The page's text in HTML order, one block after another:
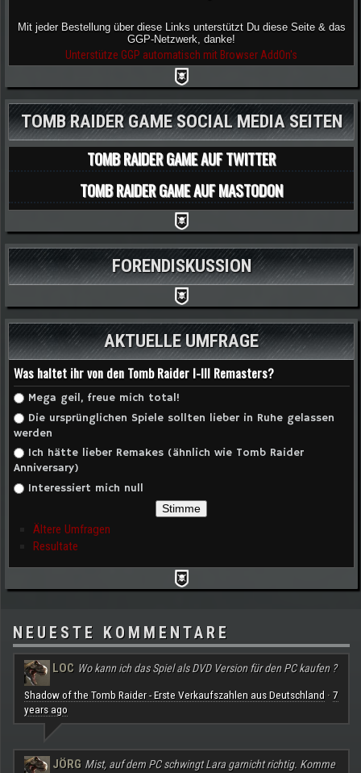
Mit jeder Bestellung über diese Links unterstützt Du diese Seite & das
GGP-Netzwerk, danke!
Unterstütze GGP automatisch mit Browser AddOn's
TOMB RAIDER GAME SOCIAL MEDIA SEITEN
TOMB RAIDER GAME AUF TWITTER
TOMB RAIDER GAME AUF MASTODON
FORENDISKUSSION
AKTUELLE UMFRAGE
Was haltet ihr von den Tomb Raider I-III Remasters?
Auswahlmöglichkeiten
Mega geil, freue mich total!
Die ursprünglichen Spiele sollten lieber in Ruhe gelassen
werden
Ich hätte lieber Remakes (ähnlich wie Tomb Raider
Anniversary)
Interessiert mich null
Ältere Umfragen
Resultate
NEUESTE KOMMENTARE
LOC Wo kann ich das Spiel als DVD Version für den PC kaufen ?
Shadow of the Tomb Raider - Erste Verkaufszahlen aus Deutschland · 7
years ago
JÖRG Mist, auf dem PC schwingt Lara garnicht richtig. Komme